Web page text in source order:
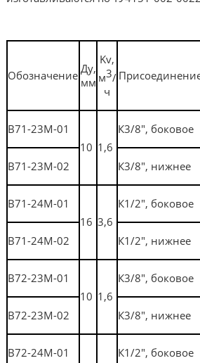
Обозначение Ду,
мм
Kv,
м3/
ч
В71-23М-01
10 1,6
К3/8", боковое
В71-23М-02 К3/8", нижнее
В71-24М-01
16 3,6
К1/2", боковое
В71-24М-02 К1/2", нижнее
В72-23М-01
10 1,6
К3/8", боковое
В72-23М-02 К3/8", нижнее
В72-24М-01
К1/2", боковое